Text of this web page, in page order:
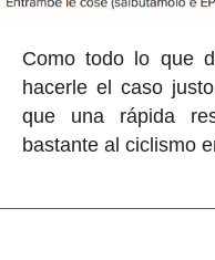
Como todo lo que
hacerle el caso
que una rápida
bastante al ciclismo